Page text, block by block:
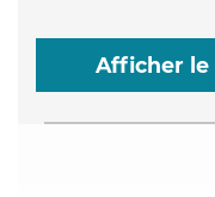
Afficher le